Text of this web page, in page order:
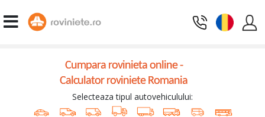
Cumpara rovinieta online -
Calculator roviniete Romania
Selecteaza tipul autovehiculului: